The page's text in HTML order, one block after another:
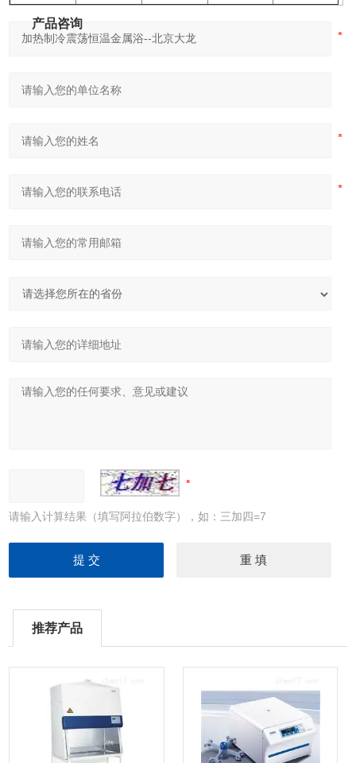
产品咨询
请输入计算结果（填写阿拉伯数字），如：三加四=7
推荐产品